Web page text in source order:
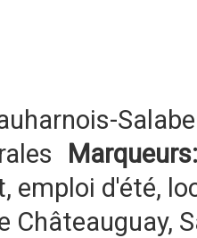
Marqueurs:
, emploi d'été,
Châteauguay,